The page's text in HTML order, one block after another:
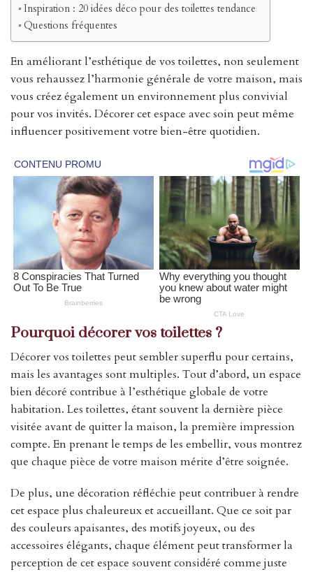
Inspiration : 20 idées déco pour des toilettes tendance
Questions fréquentes
En améliorant l’esthétique de vos toilettes, non seulement
vous rehaussez l’harmonie générale de votre maison, mais
vous créez également un environnement plus convivial
pour vos invités. Décorer cet espace avec soin peut même
influencer positivement votre bien-être quotidien.
Pourquoi décorer vos toilettes ?
Décorer vos toilettes peut sembler superflu pour certains,
mais les avantages sont multiples. Tout d’abord, un espace
bien décoré contribue à l’esthétique globale de votre
habitation. Les toilettes, étant souvent la dernière pièce
visitée avant de quitter la maison, la première impression
compte. En prenant le temps de les embellir, vous montrez
que chaque pièce de votre maison mérite d’être soignée.
De plus, une décoration réfléchie peut contribuer à rendre
cet espace plus chaleureux et accueillant. Que ce soit par
des couleurs apaisantes, des motifs joyeux, ou des
accessoires élégants, chaque élément peut transformer la
perception de cet espace souvent considéré comme juste